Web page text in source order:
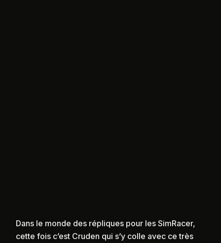
Dans le monde des répliques pour les SimRacer,
cette fois c’est Cruden qui s’y colle avec ce très